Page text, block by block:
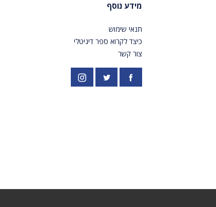
מידע נוסף
תנאי שימוש
כיצד לקרוא ספר דיגיטלי
צור קשר
פייסבוק PardesPublish
אינסטגרם